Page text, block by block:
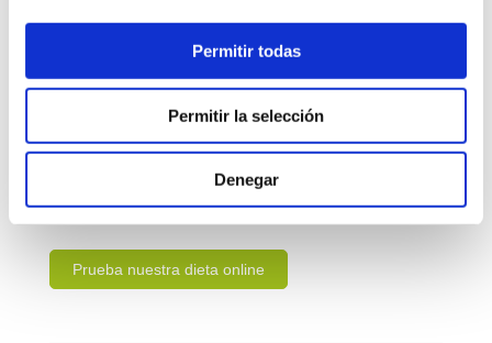
Permitir todas
Permitir la selección
Denegar
En Abanzas dietistas nutricionistas, nos sentimos en la
estudio de laNutrición y Dietéticapara poder ofrecer,
diariamente, un servicio de gran calidad.
Solicita una cita previa
Prueba nuestra dieta online